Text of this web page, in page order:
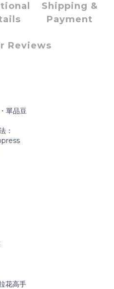
Shipping &
Payment
Reviews
單品豆
：
花高手